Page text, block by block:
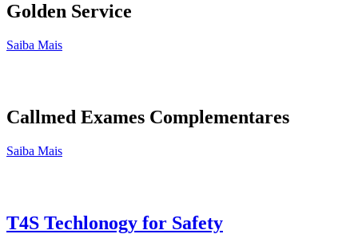
Golden Service
Saiba Mais
Callmed Exames Complementares
Saiba Mais
T4S Techlonogy for Safety